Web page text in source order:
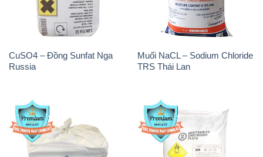
CuSO4 – Đồng Sunfat Nga
Russia
Muối NaCL – Sodium Chloride
TRS Thái Lan